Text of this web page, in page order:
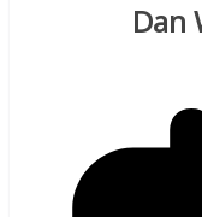
Dan